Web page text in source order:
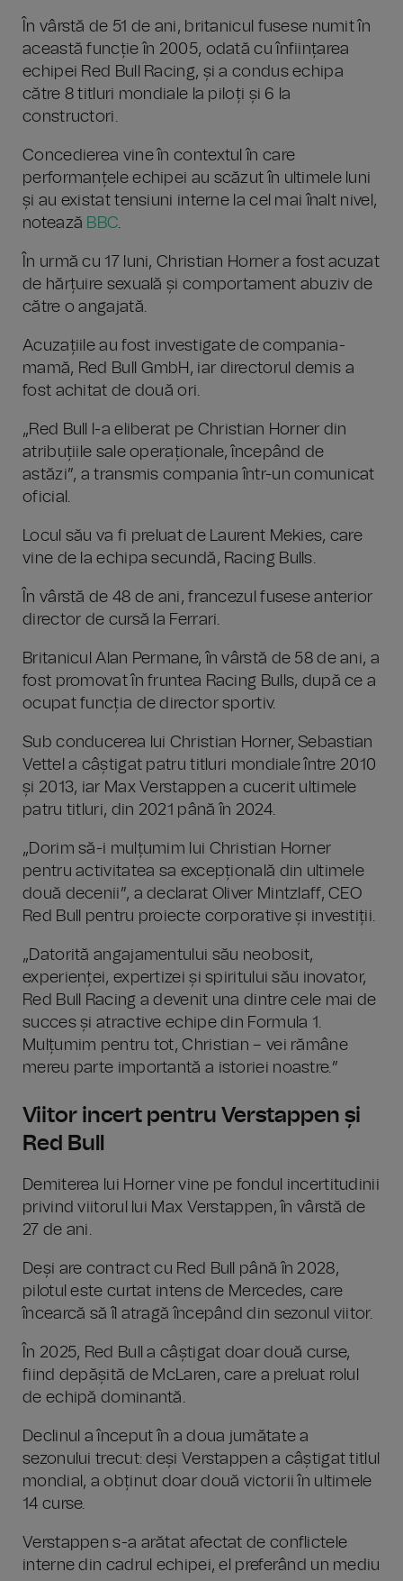
În vârstă de 51 de ani, britanicul fusese numit în
această funcție în 2005, odată cu înființarea
echipei Red Bull Racing, și a condus echipa
către 8 titluri mondiale la piloți și 6 la
constructori.
Concedierea vine în contextul în care
performanțele echipei au scăzut în ultimele luni
și au existat tensiuni interne la cel mai înalt nivel,
notează BBC.
În urmă cu 17 luni, Christian Horner a fost acuzat
de hărțuire sexuală și comportament abuziv de
către o angajată.
Acuzațiile au fost investigate de compania-
mamă, Red Bull GmbH, iar directorul demis a
fost achitat de două ori.
„Red Bull l-a eliberat pe Christian Horner din
atribuțiile sale operaționale, începând de
astăzi”, a transmis compania într-un comunicat
oficial.
Locul său va fi preluat de Laurent Mekies, care
vine de la echipa secundă, Racing Bulls.
În vârstă de 48 de ani, francezul fusese anterior
director de cursă la Ferrari.
Britanicul Alan Permane, în vârstă de 58 de ani, a
fost promovat în fruntea Racing Bulls, după ce a
ocupat funcția de director sportiv.
Sub conducerea lui Christian Horner, Sebastian
Vettel a câștigat patru titluri mondiale între 2010
și 2013, iar Max Verstappen a cucerit ultimele
patru titluri, din 2021 până în 2024.
„Dorim să-i mulțumim lui Christian Horner
pentru activitatea sa excepțională din ultimele
două decenii”, a declarat Oliver Mintzlaff, CEO
Red Bull pentru proiecte corporative și investiții.
„Datorită angajamentului său neobosit,
experienței, expertizei și spiritului său inovator,
Red Bull Racing a devenit una dintre cele mai de
succes și atractive echipe din Formula 1.
Mulțumim pentru tot, Christian – vei rămâne
mereu parte importantă a istoriei noastre.”
Viitor incert pentru Verstappen și
Red Bull
Demiterea lui Horner vine pe fondul incertitudinii
privind viitorul lui Max Verstappen, în vârstă de
27 de ani.
Deși are contract cu Red Bull până în 2028,
pilotul este curtat intens de Mercedes, care
încearcă să îl atragă începând din sezonul viitor.
În 2025, Red Bull a câștigat doar două curse,
fiind depășită de McLaren, care a preluat rolul
de echipă dominantă.
Declinul a început în a doua jumătate a
sezonului trecut: deși Verstappen a câștigat titlul
mondial, a obținut doar două victorii în ultimele
14 curse.
Verstappen s-a arătat afectat de conflictele
interne din cadrul echipei, el preferând un mediu